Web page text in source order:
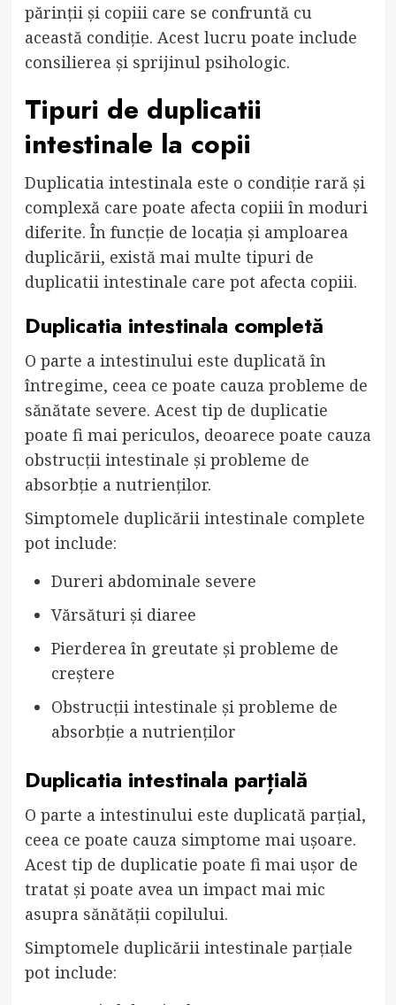
părinții și copiii care se confruntă cu
această condiție. Acest lucru poate include
consilierea și sprijinul psihologic.
Tipuri de duplicatii
intestinale la copii
Duplicatia intestinala este o condiție rară și
complexă care poate afecta copiii în moduri
diferite. În funcție de locația și amploarea
duplicării, există mai multe tipuri de
duplicatii intestinale care pot afecta copiii.
Duplicatia intestinala completă
O parte a intestinului este duplicată în
întregime, ceea ce poate cauza probleme de
sănătate severe. Acest tip de duplicatie
poate fi mai periculos, deoarece poate cauza
obstrucții intestinale și probleme de
absorbție a nutrienților.
Simptomele duplicării intestinale complete
pot include:
Dureri abdominale severe
Vărsături și diaree
Pierderea în greutate și probleme de
creștere
Obstrucții intestinale și probleme de
absorbție a nutrienților
Duplicatia intestinala parțială
O parte a intestinului este duplicată parțial,
ceea ce poate cauza simptome mai ușoare.
Acest tip de duplicatie poate fi mai ușor de
tratat și poate avea un impact mai mic
asupra sănătății copilului.
Simptomele duplicării intestinale parțiale
pot include: